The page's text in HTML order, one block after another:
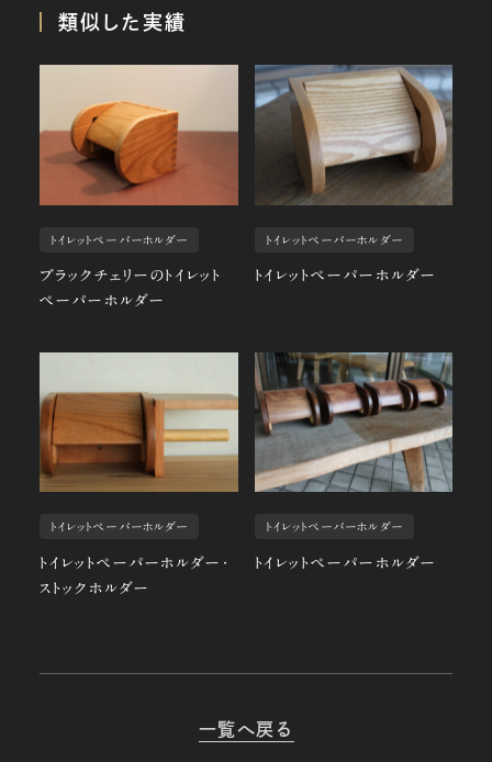
類似した実績
トイレットペーパーホルダー
ブラックチェリーのトイレット
ペーパーホルダー
トイレットペーパーホルダー
トイレットペーパーホルダー
トイレットペーパーホルダー
トイレットペーパーホルダー・
ストックホルダー
トイレットペーパーホルダー
トイレットペーパーホルダー
一覧へ戻る